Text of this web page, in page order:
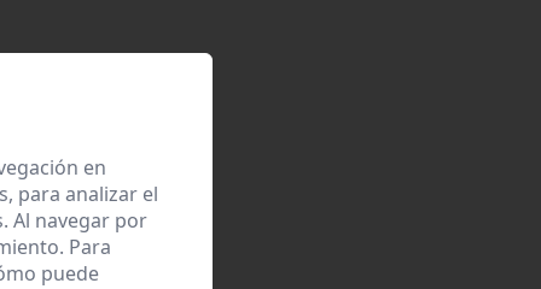
en
para analizar el
Al navegar por
Para
puede